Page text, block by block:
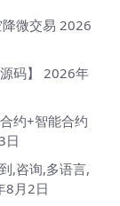
微交易 2026
码】
2026年
约+智能合约
日
,咨询,多语言,
8月2日